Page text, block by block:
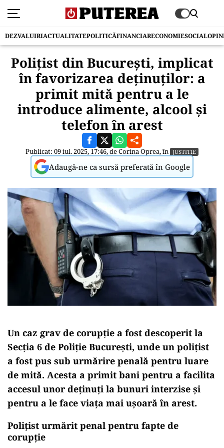
DEZVALUIRIACTUALITATEPOLITICĂFINANCIARECONOMIESOCIAL
Polițist din București, implicat
în favorizarea deținuților: a
primit mită pentru a le
introduce alimente, alcool și
telefon în arest
Publicat: 09 iul. 2025, 17:46, deCorina Oprea, în JUSTITIE
Adaugă-ne ca sursă preferată în Google
Un caz grav de corupție a fost descoperit la
Secția 6 de Poliție București, unde un polițist
a fost pus sub urmărire penală pentru luare
de mită. Acesta a primit bani pentru a facilita
accesul unor deținuți la bunuri interzise și
pentru a le face viața mai ușoară în arest.
Polițist urmărit penal pentru fapte de
corupție